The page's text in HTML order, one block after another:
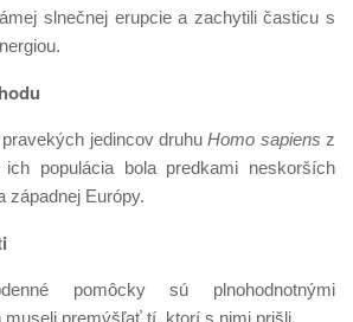
slnečnej erupcie a zachytili časticu s
jedincov druhuHomo sapiens z
populácia bola predkami neskorších
západnej Európy.
pomôcky sú plnohodnotnými
premýšľať tí, ktorí s nimi prišli.